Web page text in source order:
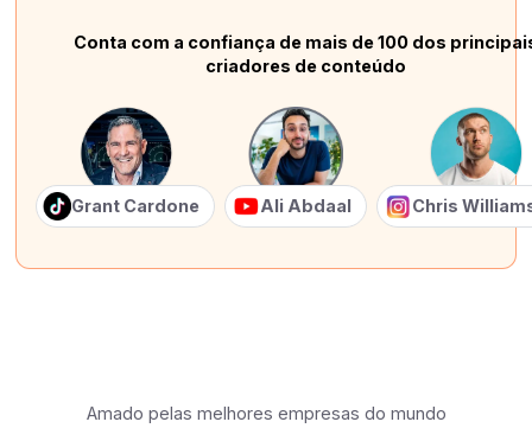
Conta com a confiança de mais de 100 dos
criadores de conteúdo
Grant Cardone Ali Abdaal Chris
Amado pelas melhores empresas do mundo